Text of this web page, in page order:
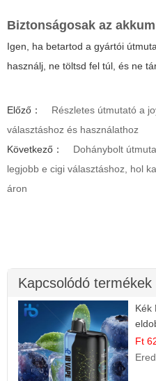
Biztonságosak az
Igen, ha betartod a gyártói
használj, ne töltsd fel túl, és ne
Előző：
Részletes útmutató a
választáshoz és használathoz
Következő：
Dohánybolt
legjobb e cigi választáshoz, hol
áron
Kapcsolódó termékek
Kék
Ft